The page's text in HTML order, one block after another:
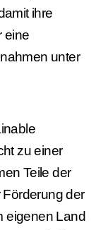
ihre
eine
unter
zu einer
Teile der
Förderung der
eigenen Land